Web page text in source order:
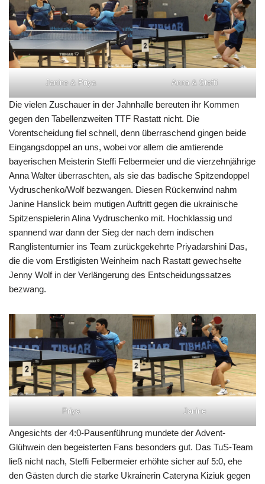
Janine & Priya Anna & Steffi
Die vielen Zuschauer in der Jahnhalle bereuten ihr Kommen
gegen den Tabellenzweiten TTF Rastatt nicht. Die
Vorentscheidung fiel schnell, denn überraschend gingen beide
Eingangsdoppel an uns, wobei vor allem die amtierende
bayerischen Meisterin Steffi Felbermeier und die vierzehnjährige
Anna Walter überraschten, als sie das badische Spitzendoppel
Vydruschenko/Wolf bezwangen. Diesen Rückenwind nahm
Janine Hanslick beim mutigen Auftritt gegen die ukrainische
Spitzenspielerin Alina Vydruschenko mit. Hochklassig und
spannend war dann der Sieg der nach dem indischen
Ranglistenturnier ins Team zurückgekehrte Priyadarshini Das,
die die vom Erstligisten Weinheim nach Rastatt gewechselte
Jenny Wolf in der Verlängerung des Entscheidungssatzes
bezwang.
Priya Janine
Angesichts der 4:0-Pausenführung mundete der Advent-
Glühwein den begeisterten Fans besonders gut. Das TuS-Team
ließ nicht nach, Steffi Felbermeier erhöhte sicher auf 5:0, ehe
den Gästen durch die starke Ukrainerin Cateryna Kiziuk gegen